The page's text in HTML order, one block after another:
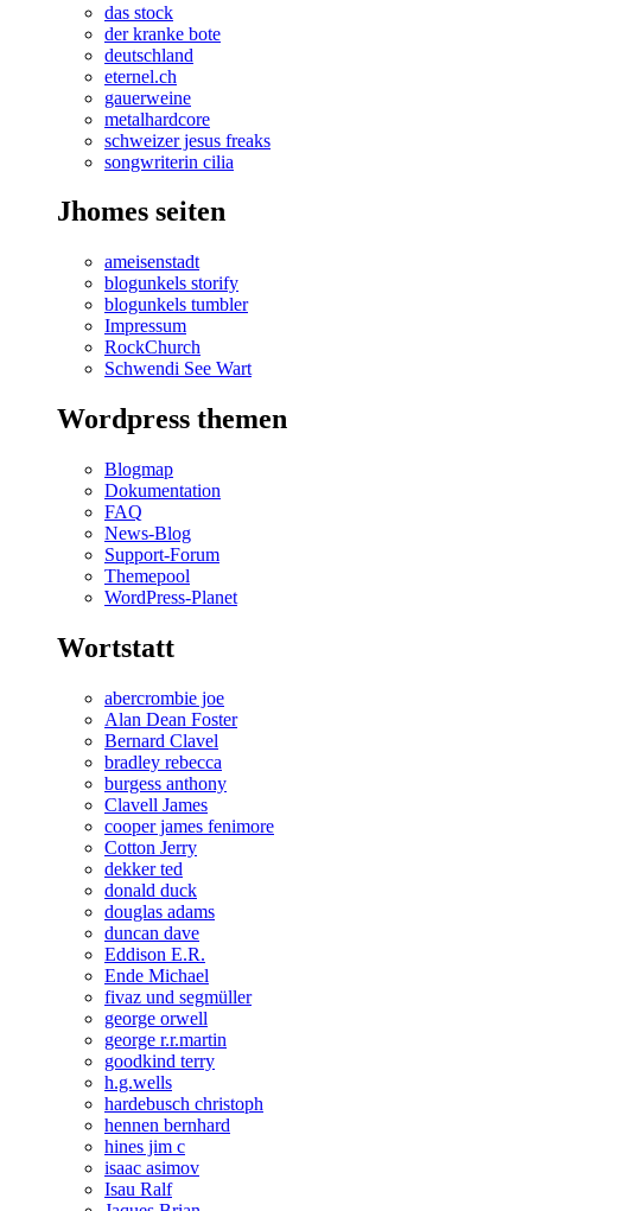
das stock
der kranke bote
deutschland
eternel.ch
gauerweine
metalhardcore
schweizer jesus freaks
songwriterin cilia
Jhomes seiten
ameisenstadt
blogunkels storify
blogunkels tumbler
Impressum
RockChurch
Schwendi See Wart
Wordpress themen
Blogmap
Dokumentation
FAQ
News-Blog
Support-Forum
Themepool
WordPress-Planet
Wortstatt
abercrombie joe
Alan Dean Foster
Bernard Clavel
bradley rebecca
burgess anthony
Clavell James
cooper james fenimore
Cotton Jerry
dekker ted
donald duck
douglas adams
duncan dave
Eddison E.R.
Ende Michael
fivaz und segmüller
george orwell
george r.r.martin
goodkind terry
h.g.wells
hardebusch christoph
hennen bernhard
hines jim c
isaac asimov
Isau Ralf